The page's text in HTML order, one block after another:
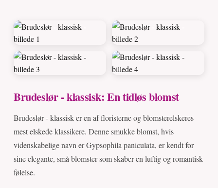
Brudeslør - klassisk: En tidløs blomst
Brudeslør - klassisk er en af floristerne og blomsterelskeres
mest elskede klassikere. Denne smukke blomst, hvis
videnskabelige navn er Gypsophila paniculata, er kendt for
sine elegante, små blomster som skaber en luftig og romantisk
følelse.